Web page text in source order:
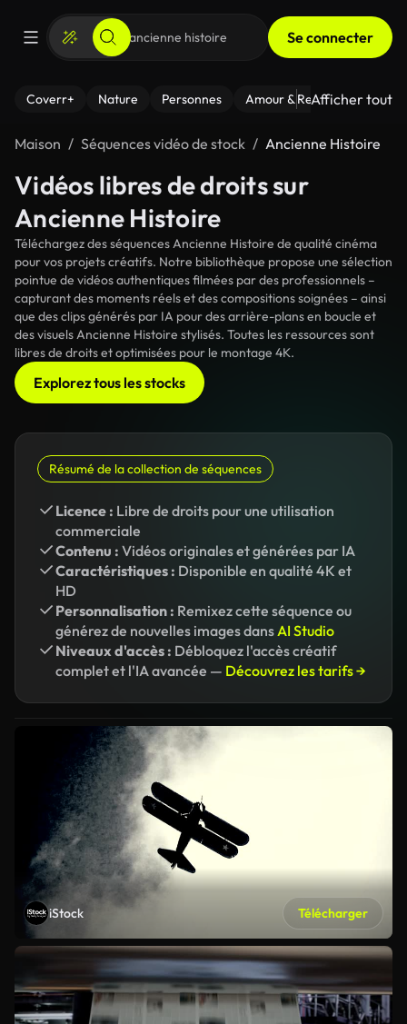
Se connecter
Coverr+ Nature Personnes Amour & Relations Le
Afficher tout
Maison Séquences vidéo de stock Ancienne Histoire
Vidéos libres de droits sur
Ancienne Histoire
Téléchargez des séquences Ancienne Histoire de qualité cinéma
pour vos projets créatifs. Notre bibliothèque propose une sélection
pointue de vidéos authentiques filmées par des professionnels –
capturant des moments réels et des compositions soignées – ainsi
que des clips générés par IA pour des arrière-plans en boucle et
des visuels Ancienne Histoire stylisés. Toutes les ressources sont
libres de droits et optimisées pour le montage 4K.
Explorez tous les stocks
Résumé de la collection de séquences
Licence : Libre de droits pour une utilisation
commerciale
Contenu : Vidéos originales et générées par IA
Caractéristiques : Disponible en qualité 4K et
HD
Personnalisation : Remixez cette séquence ou
générez de nouvelles images dansAI Studio
Niveaux d'accès : Débloquez l'accès créatif
complet et l'IA avancée — Découvrez les tarifs →
iStock Télécharger